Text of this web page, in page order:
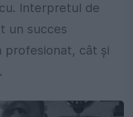
Interpretul de
un succes
profesionat, cât și